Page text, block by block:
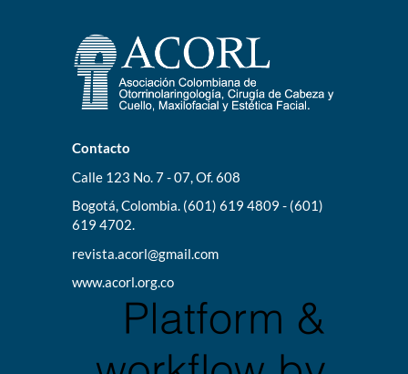
Contacto
Calle 123 No. 7 - 07, Of. 608
Bogotá, Colombia. (601) 619 4809 - (601)
619 4702.
revista.acorl@gmail.com
www.acorl.org.co